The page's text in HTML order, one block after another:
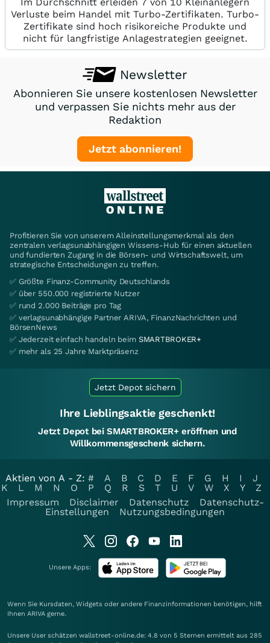
Verluste beim Handel mit Turbo-Zertifikaten. Turbo-
Zertifikate sind hoch risikoreiche Produkte und
nicht für langfristige Anlagestrategien geeignet.
Newsletter
Abonnieren Sie unsere kostenlosen Newsletter
und verpassen Sie nichts mehr aus der
Redaktion
Jetzt abonnieren!
Profitieren Sie von unserem Alleinstellungsmerkmal als den
zentralen verlagsunabhängigen Wissens-Hub für einen aktuellen
und fundierten Zugang in die Börsen- und Wirtschaftswelt, um
strategische Entscheidungen zu treffen.
✅ Größte Finanz-Community Deutschlands
✅ über 550.000 registrierte Nutzer
✅ rund 2.000 Beiträge pro Tag
✅ verlagsunabhängige Partner ARIVA, FinanzNachrichten und
BörsenNews
✅ Jederzeit einfach handeln beim SMARTBROKER+
✅ mehr als 25 Jahre Marktpräsenz
Jetzt Depot sichern
Ihre Lieblingsaktie geschenkt!
Jetzt Depot bei SMARTBROKER+ eröffnen und
Willkommensgeschenk sichern.
Aktien von A - Z: # A B C D E F G H I
J
K
L M N O P Q R S T U V W X Y
Z
Impressum
Disclaimer Datenschutz
Datenschutz-
Einstellungen
Nutzungsbedingungen
Unsere Apps:
Wenn Sie Kursdaten, Widgets oder andere Finanzinformationen benötigen, hilft
Ihnen ARIVA gerne.
Unsere User schätzen wallstreet-online.de: 4.8 von 5 Sternen ermittelt aus 285